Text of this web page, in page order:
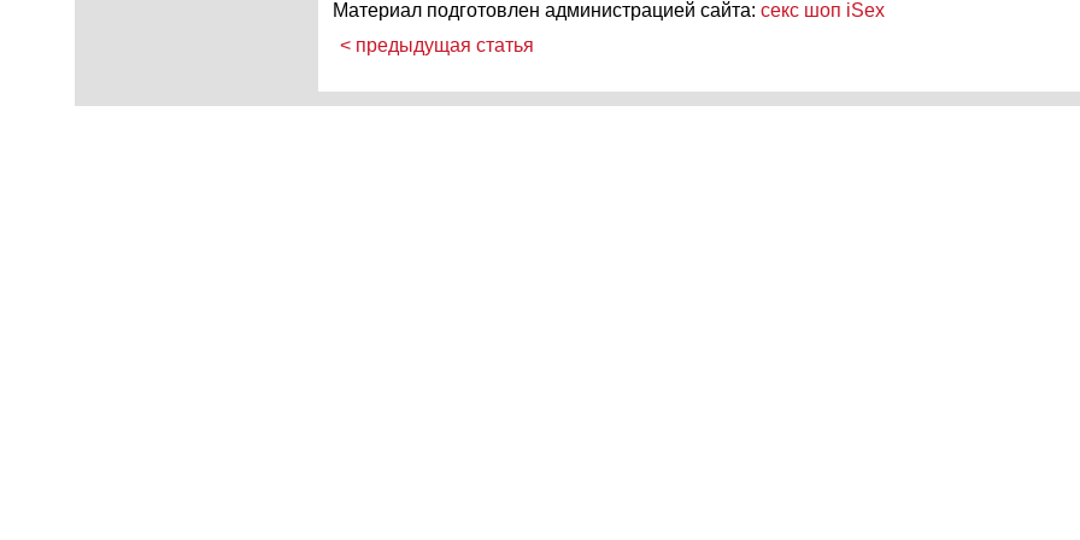
Материал подготовлен администрацией сайта: секс шоп iSex
< предыдущая статья